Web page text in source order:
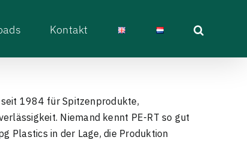
Kontakt
1984 für Spitzenprodukte,
Niemand kennt PE-RT so gut
Plastics in der Lage, die Produktion